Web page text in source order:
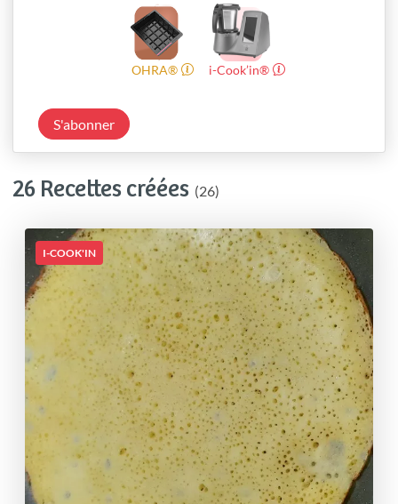
OHRA® i-Cook’in®
S'abonner
26 Recettes créées (26)
I-COOK'IN